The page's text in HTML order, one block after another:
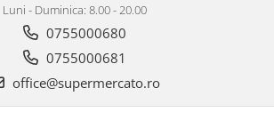
Luni - Duminica: 8.00 - 20.00
0755000680
0755000681
office@supermercato.ro